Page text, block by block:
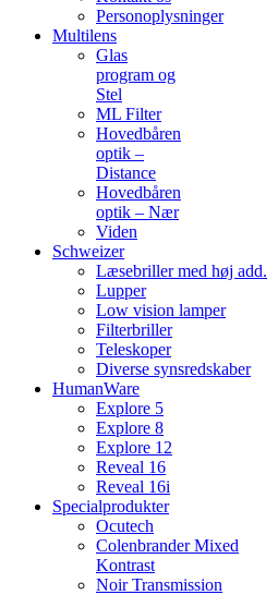
Personoplysninger
Multilens
Glas
program og
Stel
ML Filter
Hovedbåren
optik –
Distance
Hovedbåren
optik – Nær
Viden
Schweizer
Læsebriller med høj add.
Lupper
Low vision lamper
Filterbriller
Teleskoper
Diverse synsredskaber
HumanWare
Explore 5
Explore 8
Explore 12
Reveal 16
Reveal 16i
Specialprodukter
Ocutech
Colenbrander Mixed
Kontrast
Noir Transmission